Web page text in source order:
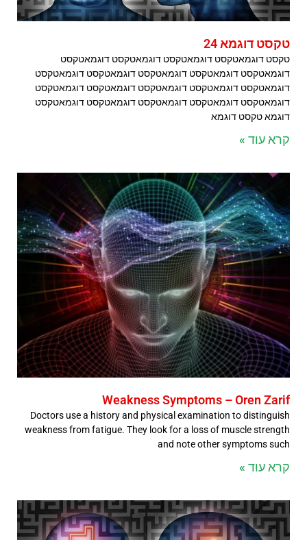
טקסט דוגמא 24
טקסט דוגמאטקסט דוגמאטקסט דוגמאטקסט דוגמאטקסט
דוגמאטקסט דוגמאטקסט דוגמאטקסט דוגמאטקסט דוגמאטקסט
דוגמאטקסט דוגמאטקסט דוגמאטקסט דוגמאטקסט דוגמאטקסט
דוגמאטקסט דוגמאטקסט דוגמאטקסט דוגמאטקסט דוגמאטקסט
דוגמא טקסט דוגמא
קרא עוד »
Weakness Symptoms – Oren Zarif
Doctors use a history and physical examination to distinguish
weakness from fatigue. They look for a loss of muscle strength
and note other symptoms such
קרא עוד »